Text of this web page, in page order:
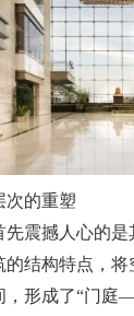
次的重塑
先震撼人心的
的结构特点，
，形成了“门